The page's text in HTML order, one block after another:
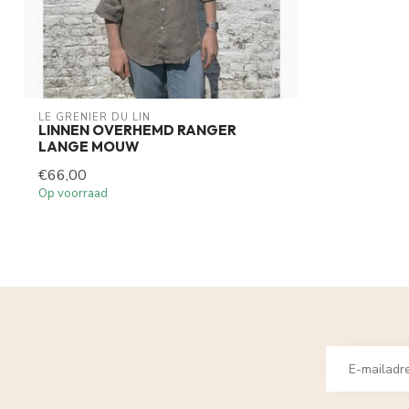
LE GRENIER DU LIN
LINNEN OVERHEMD RANGER
LANGE MOUW
€66,00
Op voorraad